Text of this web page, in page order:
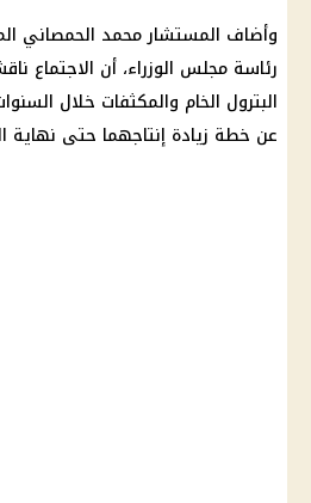
وأضاف المستشار محمد الحمصاني
رئاسة مجلس الوزراء، أن الاجتماع
البترول الخام والمكثفات خلال
عن خطة زيادة إنتاجهما حتى نهاية